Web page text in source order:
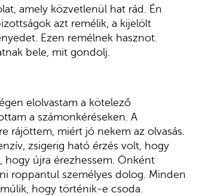
amely közvetlenül hat rád. Én
azt remélik, a kijelölt
Ezen remélnek hasznot.
bele, mit gondolj.
elolvastam a kötelező
a számonkéréseken. A
rájöttem, miért jó nekem az olvasás.
zsigerig ható érzés volt, hogy
hogy újra érezhessem. Önként
roppantul személyes dolog. Minden
hogy történik-e csoda.